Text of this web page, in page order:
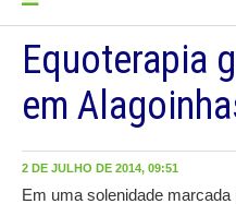
Equoterapia
em
2 DE JULHO DE 2014, 09:51
Em uma solenidade